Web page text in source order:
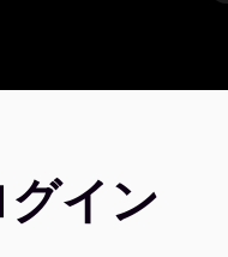
イン